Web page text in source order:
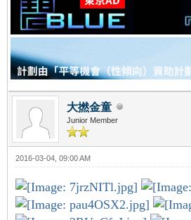
大撚金童
Junior Member
2016-03-04, 09:00 AM